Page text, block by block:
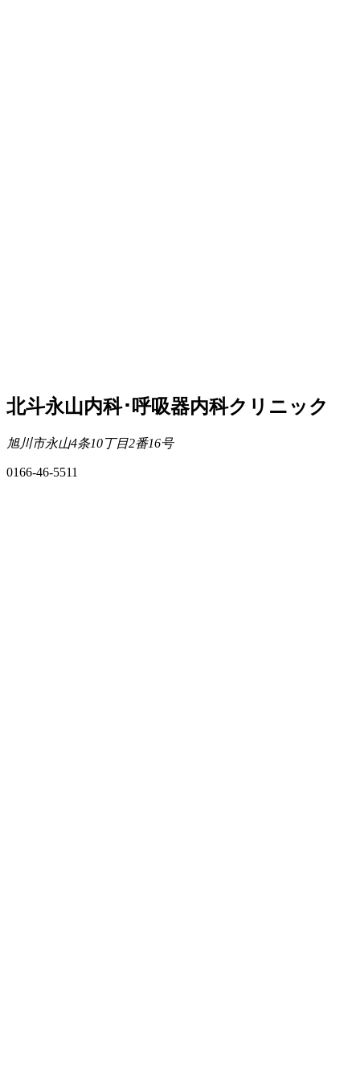
北斗永山内科･呼吸器内科クリニック
旭川市永山4条10丁目2番16号
0166-46-5511